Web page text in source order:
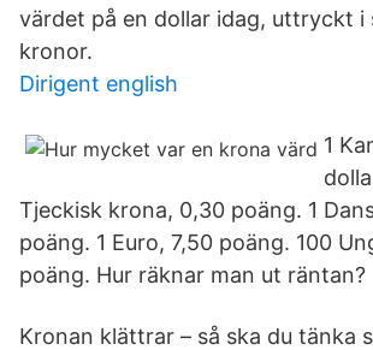
värdet på en dollar idag, uttryckt i
kronor.
Dirigent english
1
Tjeckisk krona, 0,30 poäng. 1
poäng. 1 Euro, 7,50 poäng. 100
poäng. Hur räknar man ut räntan?
Kronan klättrar – så ska du tänka